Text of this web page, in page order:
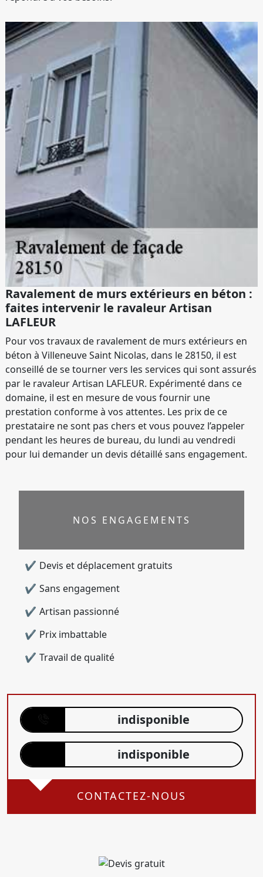
Ravalement de murs extérieurs en béton :
faites intervenir le ravaleur Artisan
LAFLEUR
Pour vos travaux de ravalement de murs extérieurs en
béton à Villeneuve Saint Nicolas, dans le 28150, il est
conseillé de se tourner vers les services qui sont assurés
par le ravaleur Artisan LAFLEUR. Expérimenté dans ce
domaine, il est en mesure de vous fournir une
prestation conforme à vos attentes. Les prix de ce
prestataire ne sont pas chers et vous pouvez l’appeler
pendant les heures de bureau, du lundi au vendredi
pour lui demander un devis détaillé sans engagement.
NOS ENGAGEMENTS
Devis et déplacement gratuits
Sans engagement
Artisan passionné
Prix imbattable
Travail de qualité
indisponible
indisponible
CONTACTEZ-NOUS